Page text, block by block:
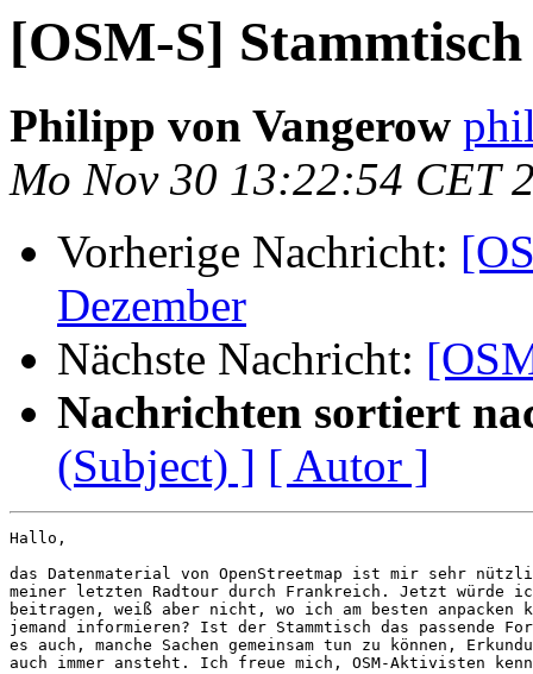
[OSM-S]
Philipp von Vangerow
Mo Nov 30 13:22:54 CET
Vorherige Nachricht:
Dezember
Nächste Nachricht:
Nachrichten sortiert
(Subject) ] [ Autor ]
Hallo,
das Datenmaterial von OpenStreetmap ist mir sehr
meiner letzten Radtour durch Frankreich. Jetzt würde
beitragen, weiß aber nicht, wo ich am besten anpacken
jemand informieren? Ist der Stammtisch das passende
es auch, manche Sachen gemeinsam tun zu können,
auch immer ansteht. Ich freue mich, OSM-Aktivisten